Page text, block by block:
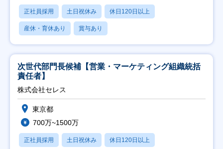
正社員採用 土日祝休み 休日120日以上
産休・育休あり 賞与あり
次世代部門長候補【営業・マーケティング組織統括
責任者】
株式会社セレス
東京都
700万~1500万
正社員採用 土日祝休み 休日120日以上